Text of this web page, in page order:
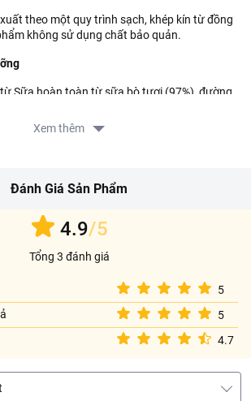
theo một quy trình sạch, khép kín từ đồng
không sử dụng chất bảo quản.
Sữa hoàn toàn từ sữa bò tươi (97%), đường
True Milk Ít Đường Bịch 220ml cung
uống.
ráo, thoáng mát, tránh ánh nắng trực tiếp.
khi mở, nếu còn bảo quản ngăn mát tủ lạnh,
3 ngày.
bạn có thể dùng làm nguồn nguyên liệu
Xem thêm
Đánh Giá Sản Phẩm
4.9/5
Tổng 3 đánh giá
5
5
4.7